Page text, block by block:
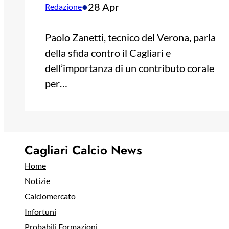
Redazione•28 Apr
Paolo Zanetti, tecnico del Verona, parla
della sfida contro il Cagliari e
dell’importanza di un contributo corale
per…
Cagliari Calcio News
Home
Notizie
Calciomercato
Infortuni
Probabili Formazioni